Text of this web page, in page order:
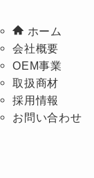
ホーム
会社概要
OEM事業
取扱商材
採用情報
お問い合わせ